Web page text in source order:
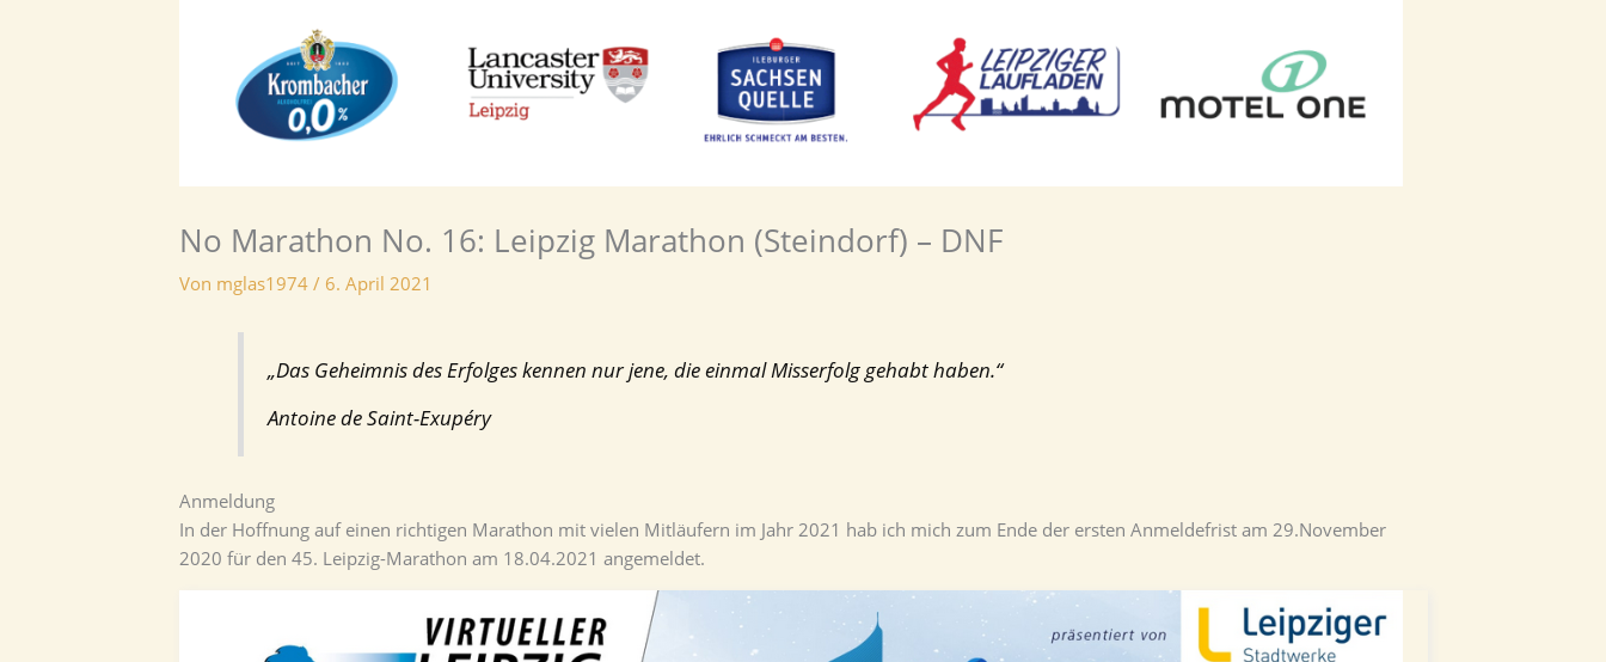
No Marathon No. 16: Leipzig Marathon (Steindorf) – DNF
Von mglas1974 / 6. April 2021
„Das Geheimnis des Erfolges kennen nur jene, die einmal Misserfolg gehabt haben.“
Antoine de Saint-Exupéry
Anmeldung
In der Hoffnung auf einen richtigen Marathon mit vielen Mitläufern im Jahr 2021 hab ich mich zum Ende der ersten Anmeldefrist am 29.November
2020 für den 45. Leipzig-Marathon am 18.04.2021 angemeldet.